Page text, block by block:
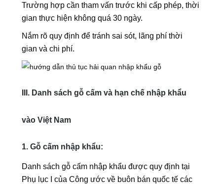
Trường hợp cần tham vấn trước khi cấp phép, thời
gian thực hiện không quá 30 ngày.
Nắm rõ quy định để tránh sai sót, lãng phí thời
gian và chi phí.
III. Danh sách gỗ cấm và hạn chế nhập khẩu
vào Việt Nam
1. Gỗ cấm nhập khẩu:
Danh sách gỗ cấm nhập khẩu được quy định tại
Phụ lục I của Công ước về buôn bán quốc tế các